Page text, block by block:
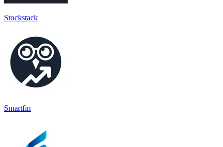
Stockstack
Smartfin